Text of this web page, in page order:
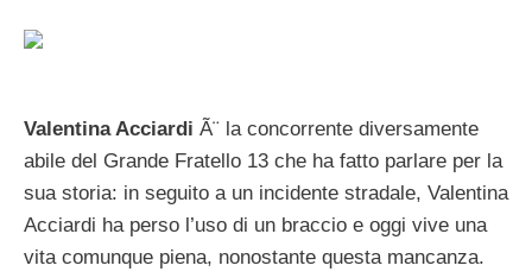
Valentina Acciardi Ã¨ la concorrente diversamente
abile del Grande Fratello 13 che ha fatto parlare per la
sua storia: in seguito a un incidente stradale, Valentina
Acciardi ha perso l’uso di un braccio e oggi vive una
vita comunque piena, nonostante questa mancanza.